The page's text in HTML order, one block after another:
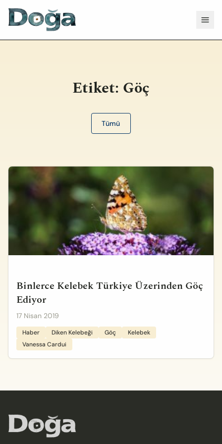
Etiket: Göç
Tümü
Binlerce Kelebek Türkiye Üzerinden Göç
Ediyor
17 Nisan 2019
Haber Diken Kelebeği Göç
Kelebek
Vanessa Cardui